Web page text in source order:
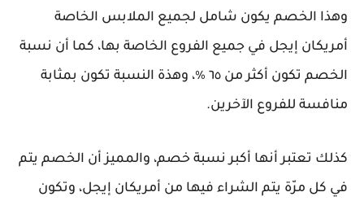
وهذا الخصم يكون شامل لجميع الملابس الخاصة
أمريكان إيجل في جميع الفروع الخاصة بها، كما أن نسبة
الخصم تكون أكثر من ٦٥ ٪، وهذة النسبة تكون بمثابة
منافسة للفروع الآخرين.
كذلك تعتبر أنها أكبر نسبة خصم، والمميز أن الخصم يتم
في كل مرّة يتم الشراء فيها من أمريكان إيجل، وتكون